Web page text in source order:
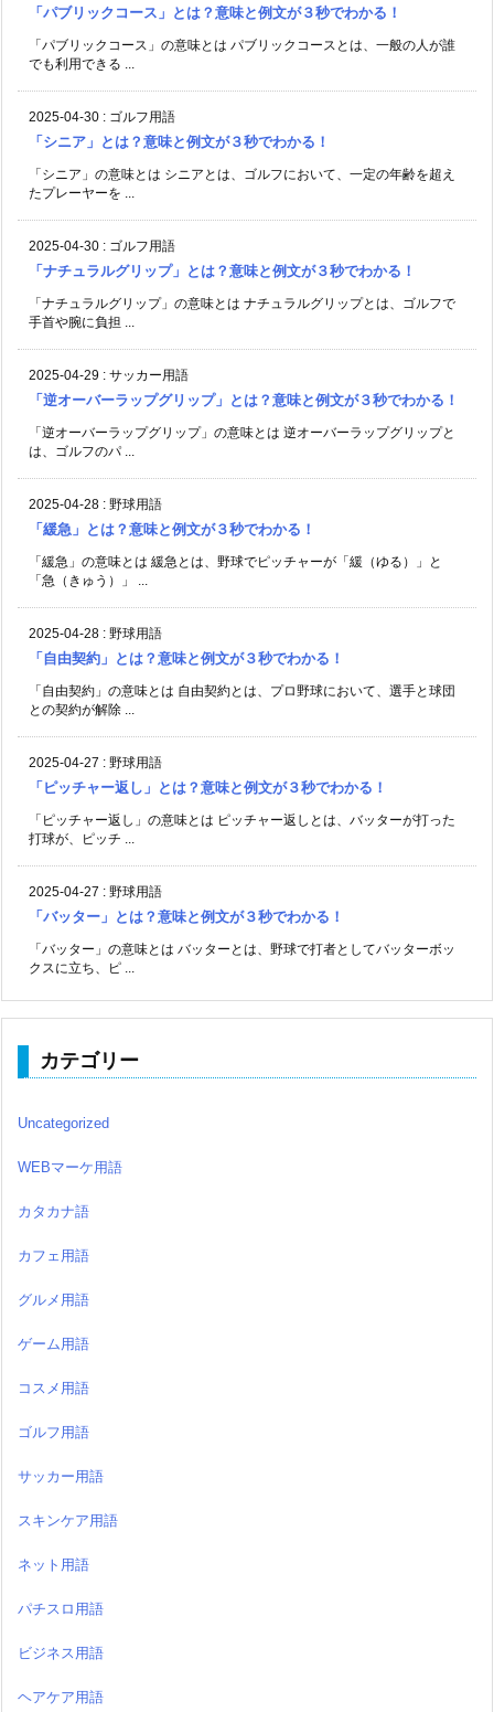
「パブリックコース」とは？意味と例文が３秒でわかる！
「パブリックコース」の意味とは パブリックコースとは、一般の人が誰
でも利用できる ...
2025-04-30 : ゴルフ用語
「シニア」とは？意味と例文が３秒でわかる！
「シニア」の意味とは シニアとは、ゴルフにおいて、一定の年齢を超え
たプレーヤーを ...
2025-04-30 : ゴルフ用語
「ナチュラルグリップ」とは？意味と例文が３秒でわかる！
「ナチュラルグリップ」の意味とは ナチュラルグリップとは、ゴルフで
手首や腕に負担 ...
2025-04-29 : サッカー用語
「逆オーバーラップグリップ」とは？意味と例文が３秒でわかる！
「逆オーバーラップグリップ」の意味とは 逆オーバーラップグリップと
は、ゴルフのパ ...
2025-04-28 : 野球用語
「緩急」とは？意味と例文が３秒でわかる！
「緩急」の意味とは 緩急とは、野球でピッチャーが「緩（ゆる）」と
「急（きゅう）」 ...
2025-04-28 : 野球用語
「自由契約」とは？意味と例文が３秒でわかる！
「自由契約」の意味とは 自由契約とは、プロ野球において、選手と球団
との契約が解除 ...
2025-04-27 : 野球用語
「ピッチャー返し」とは？意味と例文が３秒でわかる！
「ピッチャー返し」の意味とは ピッチャー返しとは、バッターが打った
打球が、ピッチ ...
2025-04-27 : 野球用語
「バッター」とは？意味と例文が３秒でわかる！
「バッター」の意味とは バッターとは、野球で打者としてバッターボッ
クスに立ち、ピ ...
カテゴリー
Uncategorized
WEBマーケ用語
カタカナ語
カフェ用語
グルメ用語
ゲーム用語
コスメ用語
ゴルフ用語
サッカー用語
スキンケア用語
ネット用語
パチスロ用語
ビジネス用語
ヘアケア用語